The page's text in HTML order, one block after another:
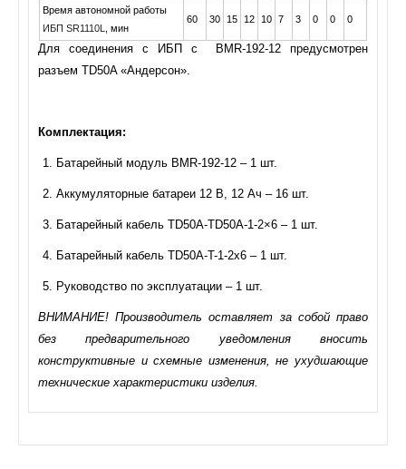
Время автономной работы
ИБП SR1110L
, мин
60 30 15 12 10 7 3 0 0 0
Для соединения с ИБП с BMR-192-12 предусмотрен
разъем TD50A «Андерсон».
Комплектация:
Батарейный модуль BMR-192-12 – 1 шт.
Аккумуляторные батареи 12 В, 12 Ач – 16 шт.
Батарейный кабель TD50A-TD50A-1-2×6 – 1 шт.
Батарейный кабель TD50А-T-1-2х6 – 1 шт.
Руководство по эксплуатации – 1 шт.
ВНИМАНИЕ! Производитель оставляет за собой право
без предварительного уведомления вносить
конструктивные и схемные изменения, не ухудшающие
технические характеристики изделия.